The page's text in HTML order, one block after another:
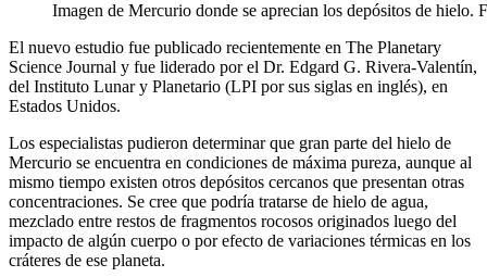
Imagen de Mercurio donde se aprecian los depósitos de hielo.
El nuevo estudio fue publicado recientemente en The Planetary
Science Journal y fue liderado por el Dr. Edgard G. Rivera-Valentín,
del Instituto Lunar y Planetario (LPI por sus siglas en inglés), en
Estados Unidos.
Los especialistas pudieron determinar que gran parte del hielo de
Mercurio se encuentra en condiciones de máxima pureza, aunque al
mismo tiempo existen otros depósitos cercanos que presentan otras
concentraciones. Se cree que podría tratarse de hielo de agua,
mezclado entre restos de fragmentos rocosos originados luego del
impacto de algún cuerpo o por efecto de variaciones térmicas en los
cráteres de ese planeta.